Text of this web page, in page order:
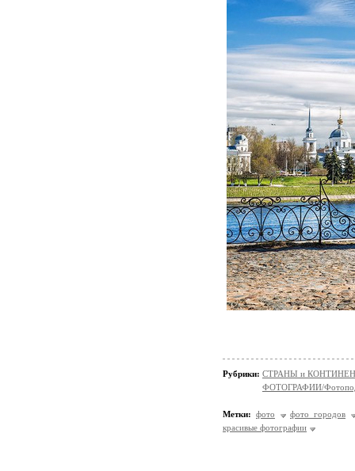
Рубрики: СТРАНЫ и
ФОТОГРАФИИ/
Метки: фото
фото городов
красивые фотографии